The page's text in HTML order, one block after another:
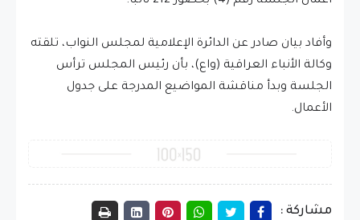
وأفاد بيان صادر عن الدائرة الإعلامية لمجلس النواب، تلقته
وكالة الأنباء العراقية (واع)، بأن رئيس المجلس ترأس
الجلسة وبدأ مناقشة المواضيع المدرجة على جدول
الأعمال.
مشاركة :